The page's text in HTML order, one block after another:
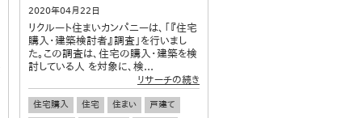
2020年04月22日
リクルート住まいカンパニーは、「『住宅
購入・建築検討者』調査」を行いまし
た。この調査は、住宅の購入・建築を検
討している人 を対象に、検...
リサーチの続き
住宅購入 住宅 住まい
戸建て